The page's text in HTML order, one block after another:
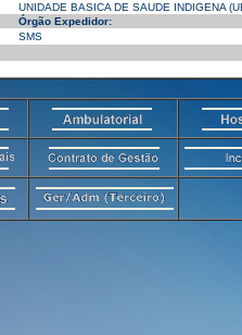
UNIDADE BASICA DE SAUDE INDIGENA
Órgão Expedidor:
SMS